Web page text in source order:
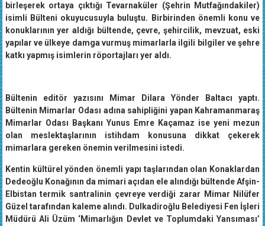
birleşerek ortaya çıktığı Tevarnaküler (Şehrin Mutfağındakiler)
isimli Bülteni okuyucusuyla buluştu. Birbirinden önemli konu ve
konuklarının yer aldığı bültende, çevre, şehircilik, mevzuat, eski
yapılar ve ülkeye damga vurmuş mimarlarla ilgili bilgiler ve şehre
katkı yapmış isimlerin röportajları yer aldı.
Bültenin editör yazısını Mimar Dilara Yönder Baltacı yaptı.
Bültenin Mimarlar Odası adına sahipliğini yapan Kahramanmaraş
Mimarlar Odası Başkanı Yunus Emre Kaçamaz ise yeni mezun
olan meslektaşlarının istihdam konusuna dikkat çekerek
mimarlara gereken önemin verilmesini istedi.
Kentin kültürel yönden önemli yapı taşlarından olan Konaklardan
Dedeoğlu Konağının da mimari açıdan ele alındığı bültende Afşin-
Elbistan termik santralinin çevreye verdiği zarar Mimar Nilüfer
Güzel tarafından kaleme alındı. Dulkadiroğlu Belediyesi Fen İşleri
Müdürü Ali Üzüm ‘Mimarlığın Devlet ve Toplumdaki Yansıması’